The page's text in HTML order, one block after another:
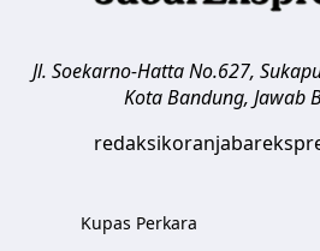
Jl. Soekarno-Hatta No.627,
Kota Bandung, Jawab
Kupas Perkara